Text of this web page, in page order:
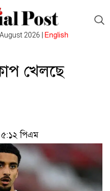
2026 | English
খেলছে
পিএম